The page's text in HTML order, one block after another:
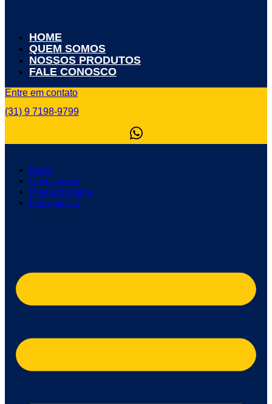
HOME
QUEM SOMOS
NOSSOS PRODUTOS
FALE CONOSCO
Entre em contato
(31) 9 7198-9799
Home
Quem somos
Nossos produtos
Fale conosco